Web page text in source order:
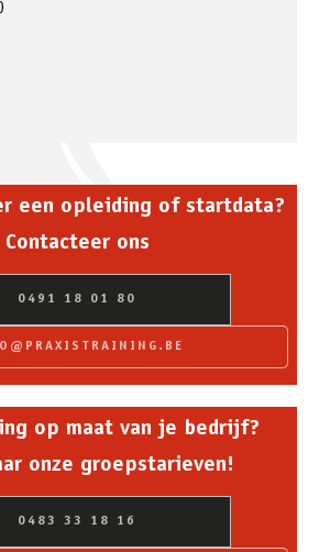
een opleiding of startdata?
Contacteer ons
0491 18 01 80
op maat van je bedrijf?
onze groepstarieven!
0483 33 18 16